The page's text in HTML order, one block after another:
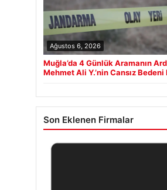
Ağustos 6, 2026
Muğla’da 4 Günlük Aramanın
Mehmet Ali Y.’nin Cansız
Son Eklenen Firmalar